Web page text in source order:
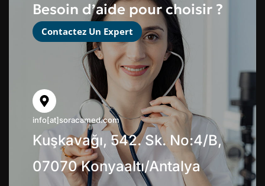
Besoin d’aide pour choisir ?
Contactez Un Expert
info[at]soracamed.com
Kuşkavağı, 542. Sk. No:4/B,
07070 Konyaaltı/Antalya